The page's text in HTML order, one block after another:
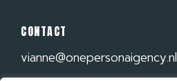
CONTACT
vianne@onepersonaigency.nl